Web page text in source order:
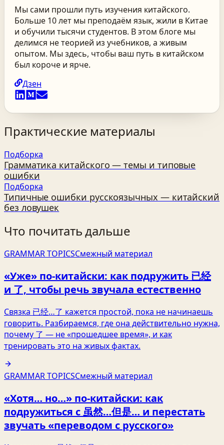
Мы сами прошли путь изучения китайского.
Больше 10 лет мы преподаём язык, жили в Китае
и обучили тысячи студентов. В этом блоге мы
делимся не теорией из учебников, а живым
опытом. Мы здесь, чтобы ваш путь в китайском
был короче и ярче.
Дзен
Практические материалы
Подборка
Грамматика китайского — темы и типовые
ошибки
Подборка
Типичные ошибки русскоязычных — китайский
без ловушек
Что почитать дальше
GRAMMAR TOPICSСмежный материал
«Уже» по‑китайски: как подружить 已经
и 了, чтобы речь звучала естественно
Связка 已经…了 кажется простой, пока не начинаешь
говорить. Разбираемся, где она действительно нужна,
почему 了 — не «прошедшее время», и как
тренировать это на живых фактах.
GRAMMAR TOPICSСмежный материал
«Хотя… но…» по‑китайски: как
подружиться с 虽然…但是… и перестать
звучать «переводом с русского»